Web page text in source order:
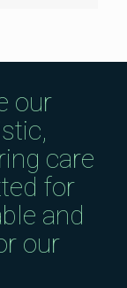
our
care
for
and
our